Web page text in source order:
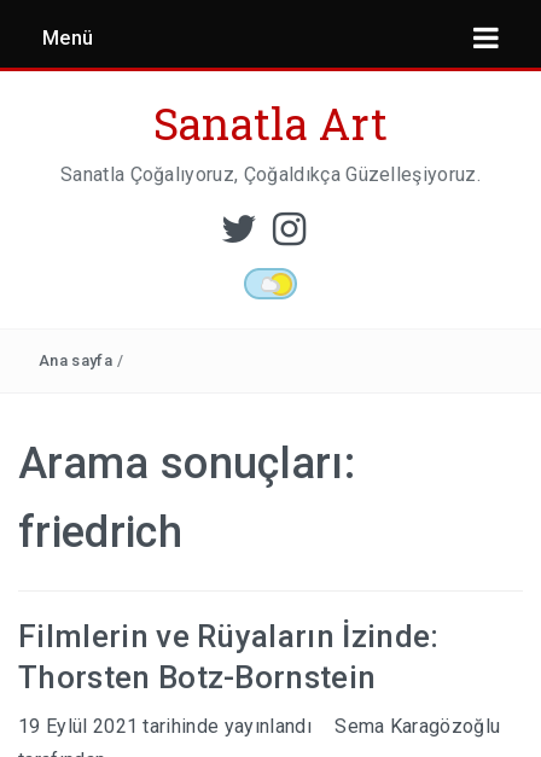
Menü
Sanatla Art
Sanatla Çoğalıyoruz, Çoğaldıkça Güzelleşiyoruz.
Ana sayfa /
Arama sonuçları:
friedrich
Filmlerin ve Rüyaların İzinde:
Thorsten Botz-Bornstein
19 Eylül 2021 tarihinde yayınlandı
Sema Karagözoğlu